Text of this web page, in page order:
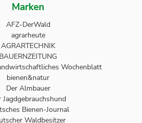
Marken
AFZ-DerWald
agrarheute
AGRARTECHNIK
BAUERNZEITUNG
Wochenblatt
bienen&natur
Der Almbauer
Jagdgebrauchshund
Bienen-Journal
Waldbesitzer